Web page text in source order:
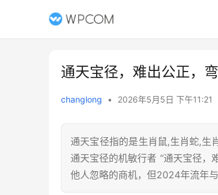
通天宝径，难出公正，
changlong • 2026年5月5日 下午11:21
通天宝径指的是生肖鼠,生肖蛇,生
通天宝径的机敏行者 “通天宝径，
他人忽略的商机，但2024年流年